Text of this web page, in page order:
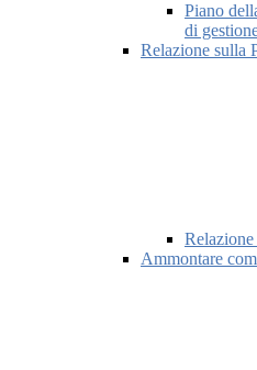
Piano
di
Relazione sulla
Ammontare